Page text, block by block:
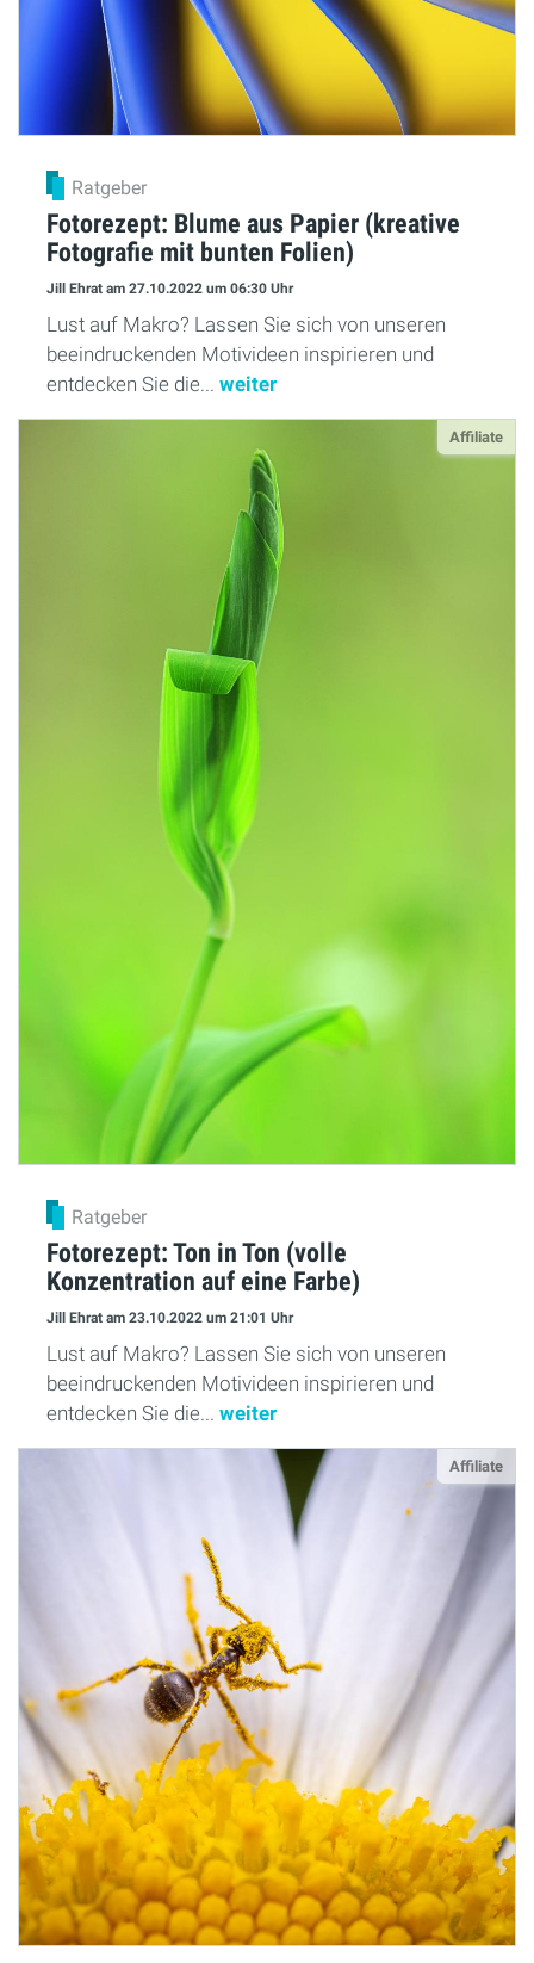
Ratgeber
Fotorezept: Blume aus Papier (kreative
Fotografie mit bunten Folien)
Jill Ehrat am 27.10.2022 um 06:30 Uhr
Lust auf Makro? Lassen Sie sich von unseren
beeindruckenden Motivideen inspirieren und
entdecken Sie die... weiter
Affiliate
Ratgeber
Fotorezept: Ton in Ton (volle
Konzentration auf eine Farbe)
Jill Ehrat am 23.10.2022 um 21:01 Uhr
Lust auf Makro? Lassen Sie sich von unseren
beeindruckenden Motivideen inspirieren und
entdecken Sie die... weiter
Affiliate